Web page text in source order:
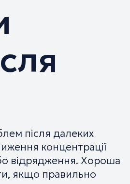
після далеких
концентрації
відрядження. Хороша
якщо правильно